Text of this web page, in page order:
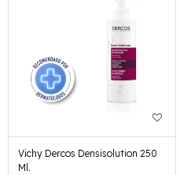
Vichy Dercos Densisolution 250
Ml.